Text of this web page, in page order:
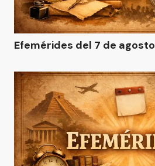
Efemérides del 7 de agosto